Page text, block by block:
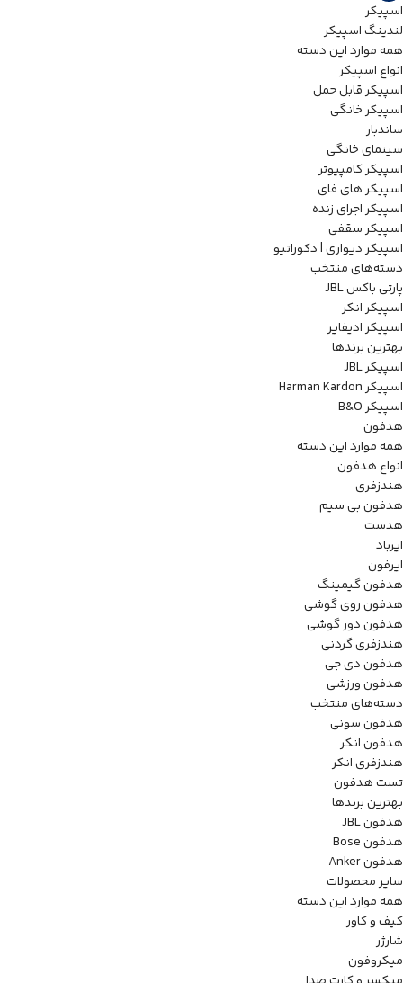
اسپیکر
لندینگ اسپیکر
همه موارد این دسته
انواع اسپیکر
اسپیکر قابل حمل
اسپیکر خانگی
ساندبار
سینمای خانگی
اسپیکر کامپیوتر
اسپیکر های فای
اسپیکر اجرای زنده
اسپیکر سقفی
اسپیکر دیواری | دکوراتیو
دسته‌های منتخب
پارتی باکس JBL
اسپیکر انکر
اسپیکر ادیفایر
بهترین برندها
اسپیکر JBL
اسپیکر Harman Kardon
اسپیکر B&O
هدفون
همه موارد این دسته
انواع هدفون
هندزفری
هدفون بی سیم
هدست
ایرباد
ایرفون
هدفون گیمینگ
هدفون روی گوشی
هدفون دور گوشی
هندزفری گردنی
هدفون دی جی
هدفون ورزشی
دسته‌های منتخب
هدفون سونی
هدفون انکر
هندزفری انکر
تست هدفون
بهترین برندها
هدفون JBL
هدفون Bose
هدفون Anker
سایر محصولات
همه موارد این دسته
کیف و کاور
شارژر
میکروفون